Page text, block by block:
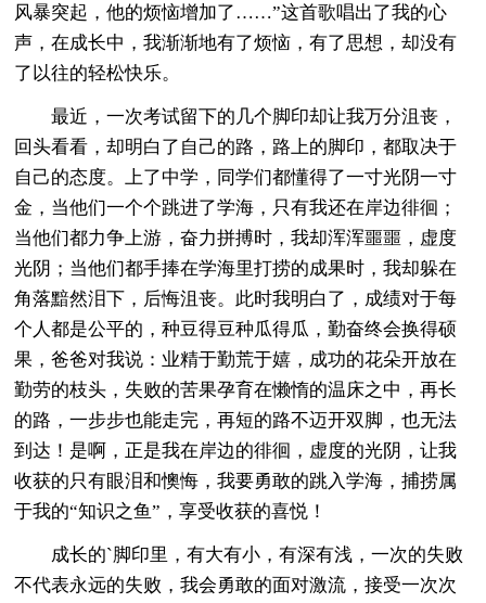
风暴突起，他的烦恼增加了……”这首歌唱出了我的心
声，在成长中，我渐渐地有了烦恼，有了思想，却没有
了以往的轻松快乐。
最近，一次考试留下的几个脚印却让我万分沮丧，
回头看看，却明白了自己的路，路上的脚印，都取决于
自己的态度。上了中学，同学们都懂得了一寸光阴一寸
金，当他们一个个跳进了学海，只有我还在岸边徘徊；
当他们都力争上游，奋力拼搏时，我却浑浑噩噩，虚度
光阴；当他们都手捧在学海里打捞的成果时，我却躲在
角落黯然泪下，后悔沮丧。此时我明白了，成绩对于每
个人都是公平的，种豆得豆种瓜得瓜，勤奋终会换得硕
果，爸爸对我说：业精于勤荒于嬉，成功的花朵开放在
勤劳的枝头，失败的苦果孕育在懒惰的温床之中，再长
的路，一步步也能走完，再短的路不迈开双脚，也无法
到达！是啊，正是我在岸边的徘徊，虚度的光阴，让我
收获的只有眼泪和懊悔，我要勇敢的跳入学海，捕捞属
于我的“知识之鱼”，享受收获的喜悦！
成长的`脚印里，有大有小，有深有浅，一次的失败
不代表永远的失败，我会勇敢的面对激流，接受一次次